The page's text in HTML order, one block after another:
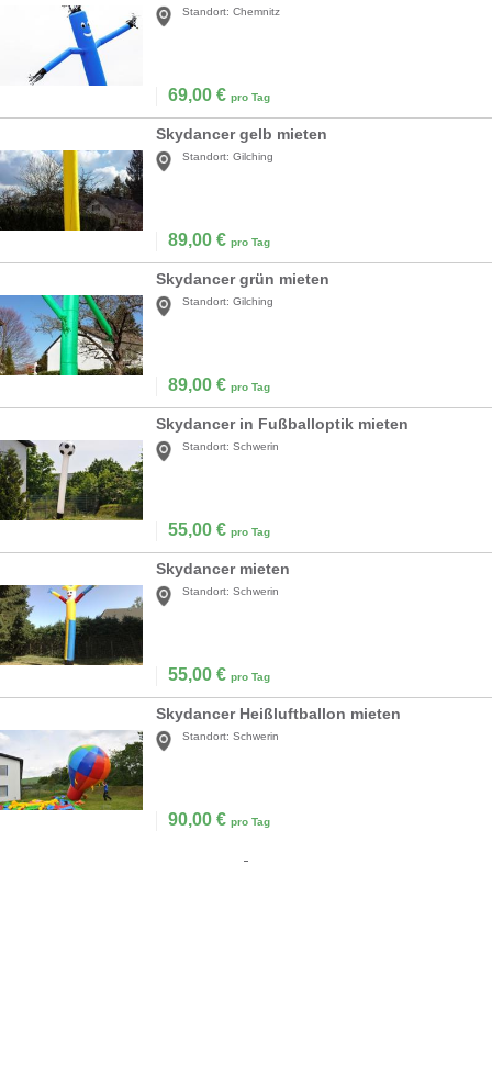
Standort: Chemnitz
69,00 € pro Tag
Skydancer gelb mieten
Standort: Gilching
89,00 € pro Tag
Skydancer grün mieten
Standort: Gilching
89,00 € pro Tag
Skydancer in Fußballoptik mieten
Standort: Schwerin
55,00 € pro Tag
Skydancer mieten
Standort: Schwerin
55,00 € pro Tag
Skydancer Heißluftballon mieten
Standort: Schwerin
90,00 € pro Tag